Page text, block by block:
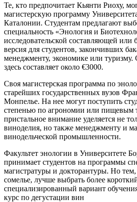
Те, кто предпочитает Кьянти Риоху,
магистерскую программу
Каталонии. Студентам предлагают
специальность «Энология и
исследовательской составляющей или
версия для студентов, закончивших
менеджменту, экономике или туризму.
здесь составляет около €3000.
Своя магистерская программа по
старейших государственных вузов
Монпелье. На нее могут поступить
степенью по агрономии или пищевым
пристальное внимание уделяется не
виноделия, но также менеджменту и
винодельческой промышленности.
Факультет энологии в Университете
принимает студентов на программы
магистратуры и докторантуры. Но тем,
сомелье, лучше выбрать более
специализированный вариант
курс по дегустации вин